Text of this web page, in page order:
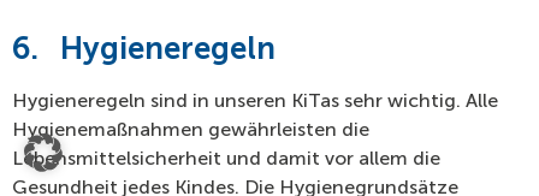
6. Hygieneregeln
Hygieneregeln sind in unseren KiTas sehr wichtig. Alle
Hygienemaßnahmen gewährleisten die
Lebensmittelsicherheit und damit vor allem die
Gesundheit jedes Kindes. Die Hygienegrundsätze